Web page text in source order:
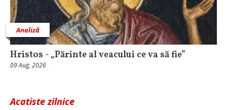
Analiză
Hristos - „Părinte al veacului ce va să fie”
09 Aug, 2026
Acatiste zilnice